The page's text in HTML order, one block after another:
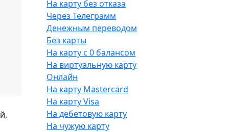
На карту без отказа
Через Телеграмм
Денежным переводом
Без карты
На карту с 0 балансом
На виртуальную карту
Онлайн
На карту Mastercard
На карту Visa
На дебетовую карту
На чужую карту